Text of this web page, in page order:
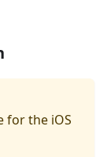
for the iOS